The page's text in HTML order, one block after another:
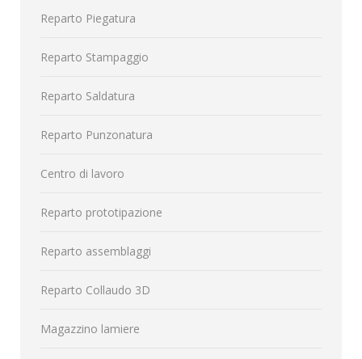
Reparto Piegatura
Reparto Stampaggio
Reparto Saldatura
Reparto Punzonatura
Centro di lavoro
Reparto prototipazione
Reparto assemblaggi
Reparto Collaudo 3D
Magazzino lamiere